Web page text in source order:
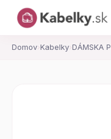
Domov› Kabelky› DÁMSKA